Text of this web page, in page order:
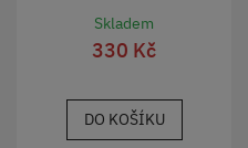
Skladem
330 Kč
DO KOŠÍKU